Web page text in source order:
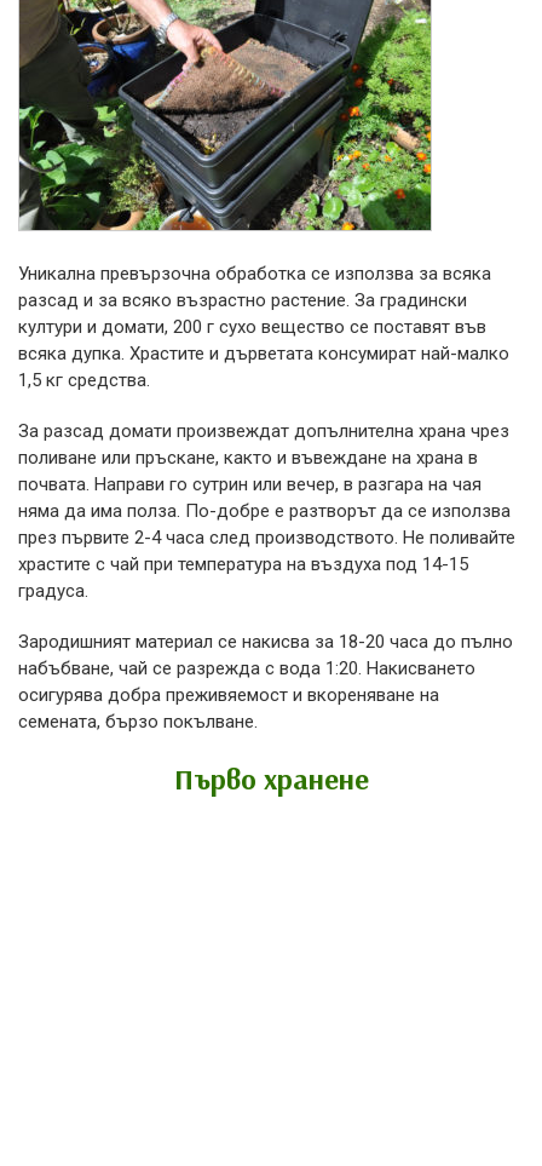
Уникална превързочна обработка се използва за всяка
разсад и за всяко възрастно растение. За градински
култури и домати, 200 г сухо вещество се поставят във
всяка дупка. Храстите и дърветата консумират най-малко
1,5 кг средства.
За разсад домати произвеждат допълнителна храна чрез
поливане или пръскане, както и въвеждане на храна в
почвата. Направи го сутрин или вечер, в разгара на чая
няма да има полза. По-добре е разтворът да се използва
през първите 2-4 часа след производството. Не поливайте
храстите с чай при температура на въздуха под 14-15
градуса.
Зародишният материал се накисва за 18-20 часа до пълно
набъбване, чай се разрежда с вода 1:20. Накисването
осигурява добра преживяемост и вкореняване на
семената, бързо покълване.
Първо хранене